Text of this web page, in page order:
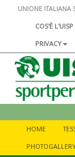
UNIONE ITALIANA
COS'È L'UISP
PRIVACY
HOME